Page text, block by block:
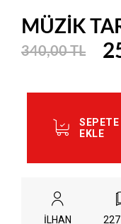
MÜZİK
340,00 TL
İLHAN
SEPETE
EKLE